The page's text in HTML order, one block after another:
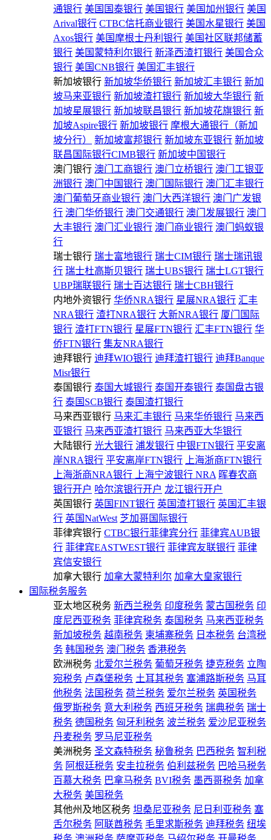
通银行 美国国泰银行 美国银行 美国加州银行 美国
Arival银行 CTBC信托商业银行 美国水星银行 美国
Axos银行 美国摩根士丹利银行 美国社区联邦储蓄
银行 美国蒙特利尔银行 新泽西渣打银行 美国合众
银行 美国CNB银行 美国汇丰银行
新加坡银行 新加坡华侨银行 新加坡汇丰银行 新加
坡马来亚银行 新加坡渣打银行 新加坡大华银行 新
加坡星展银行 新加坡联昌银行 新加坡花旗银行 新
加坡Aspire银行 新加坡银行 摩根大通银行（新加
坡分行）
新加坡富邦银行 新加坡东亚银行 新加坡
联昌国际银行CIMB银行 新加坡中国银行
澳门银行 澳门工商银行 澳门立桥银行 澳门工银亚
洲银行 澳门中国银行 澳门国际银行 澳门汇丰银行
澳门葡萄牙商业银行 澳门大西洋银行 澳门广发银
行 澳门华侨银行 澳门交通银行 澳门发展银行 澳门
大丰银行 澳门汇业银行 澳门商业银行 澳门蚂蚁银
行
瑞士银行 瑞士富地银行 瑞士CIM银行 瑞士瑞讯银
行 瑞士杜高斯贝银行 瑞士UBS银行 瑞士LGT银行
UBP瑞联银行 瑞士百达银行 瑞士CBH银行
内地外资银行 华侨NRA银行 星展NRA银行 汇丰
NRA银行 渣打NRA银行 大新NRA银行 厦门国际
银行 渣打FTN银行 星展FTN银行 汇丰FTN银行 华
侨FTN银行 集友NRA银行
迪拜银行 迪拜WIO银行 迪拜渣打银行 迪拜Banque
Misr银行
泰国银行 泰国大城银行 泰国开泰银行 泰国盘古银
行 泰国SCB银行 泰国渣打银行
马来西亚银行 马来汇丰银行 马来华侨银行 马来西
亚银行 马来西亚渣打银行 马来西亚大华银行
大陆银行 光大银行 浦发银行 中银FTN银行 平安离
岸NRA银行 平安离岸FTN银行
上海浙商FTN银行
上海浙商NRA银行
上海宁波银行 NRA 晖春农商
银行开户 哈尔滨银行开户 龙江银行开户
英国银行 英国FINT银行 英国渣打银行 英国汇丰银
行 英国NatWest 芝加哥国际银行
菲律宾银行 CTBC银行菲律宾分行 菲律宾AUB银
行 菲律宾EASTWEST银行 菲律宾友联银行 菲律
宾信安银行
加拿大银行 加拿大蒙特利尔 加拿大皇家银行
国际税务服务
亚太地区税务 新西兰税务 印度税务 蒙古国税务 印
度尼西亚税务 菲律宾税务 泰国税务 马来西亚税务
新加坡税务 越南税务 柬埔寨税务 日本税务 台湾税
务 韩国税务 澳门税务 香港税务
欧洲税务 北爱尔兰税务 葡萄牙税务 捷克税务 立陶
宛税务 卢森堡税务 土耳其税务 塞浦路斯税务 马耳
他税务 法国税务 荷兰税务 爱尔兰税务 英国税务
俄罗斯税务 意大利税务 西班牙税务 瑞典税务 瑞士
税务 德国税务 匈牙利税务 波兰税务 爱沙尼亚税务
丹麦税务 罗马尼亚税务
美洲税务 圣文森特税务 秘鲁税务 巴西税务 智利税
务 阿根廷税务 安圭拉税务 伯利兹税务 巴哈马税务
百慕大税务 巴拿马税务 BVI税务 墨西哥税务 加拿
大税务 美国税务
其他州及地区税务 坦桑尼亚税务 尼日利亚税务 塞
舌尔税务 阿联酋税务 毛里求斯税务 迪拜税务 纽埃